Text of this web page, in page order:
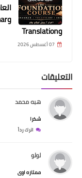
وTranslation
07 أغسطس 2026
التعليقات
هبه محمد
شكرا
اترك رداً
لولو
ممتازه اوى